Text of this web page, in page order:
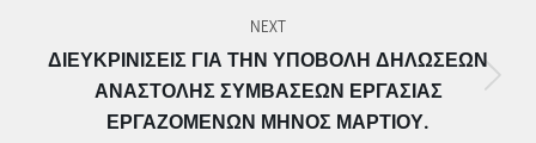
NEXT
Next
post:
ΔΙΕΥΚΡΙΝΊΣΕΙΣ ΓΙΑ ΤΗΝ ΥΠΟΒΟΛΉ ΔΗΛΏΣΕΩΝ
ΑΝΑΣΤΟΛΉΣ ΣΥΜΒΆΣΕΩΝ ΕΡΓΑΣΊΑΣ
ΕΡΓΑΖΟΜΈΝΩΝ ΜΗΝΌΣ ΜΑΡΤΊΟΥ.